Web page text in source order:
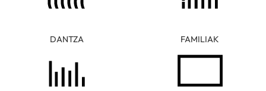
DANTZA FAMILIAK